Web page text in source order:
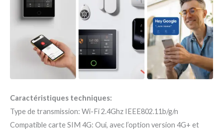
Caractéristiques techniques:
Type de transmission: Wi-Fi 2.4Ghz IEEE802.11b/g/n
Compatible carte SIM 4G: Oui, avec l’option version 4G+ et